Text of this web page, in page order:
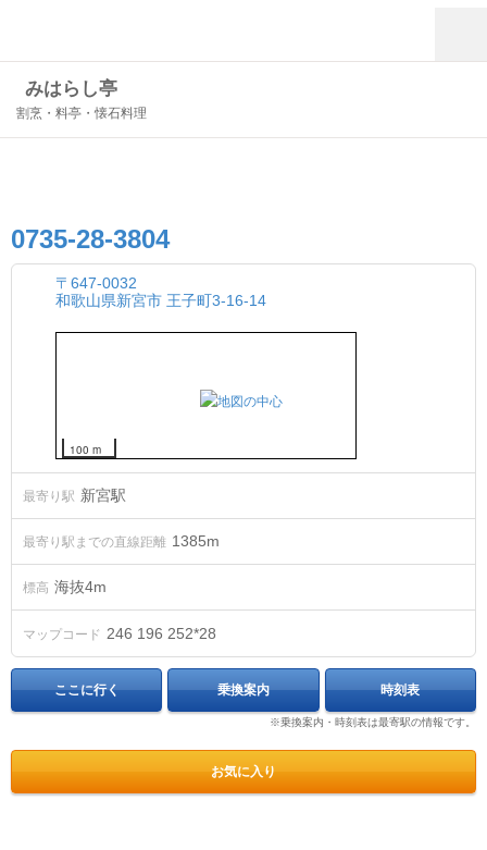
みはらし亭
割烹・料亭・懐石料理
0735-28-3804
〒647-0032
和歌山県新宮市 王子町3-16-14
100 m
最寄り駅 新宮駅
最寄り駅までの直線距離 1385m
標高 海抜4m
マップコード 246 196 252*28
ここに行く 乗換案内 時刻表
※乗換案内・時刻表は最寄駅の情報です。
お気に入り